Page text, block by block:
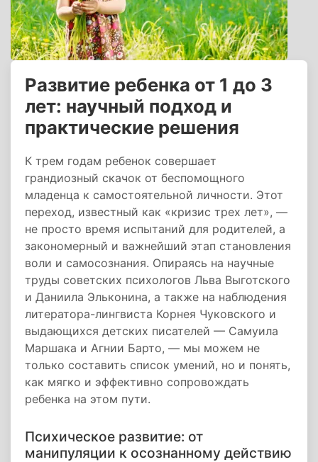
Развитие ребенка от 1 до 3
лет: научный подход и
практические решения
К трем годам ребенок совершает
грандиозный скачок от беспомощного
младенца к самостоятельной личности. Этот
переход, известный как «кризис трех лет», —
не просто время испытаний для родителей, а
закономерный и важнейший этап становления
воли и самосознания. Опираясь на научные
труды советских психологов Льва Выготского
и Даниила Эльконина, а также на наблюдения
литератора-лингвиста Корнея Чуковского и
выдающихся детских писателей — Самуила
Маршака и Агнии Барто, — мы можем не
только составить список умений, но и понять,
как мягко и эффективно сопровождать
ребенка на этом пути.
Психическое развитие: от
манипуляции к осознанному действию